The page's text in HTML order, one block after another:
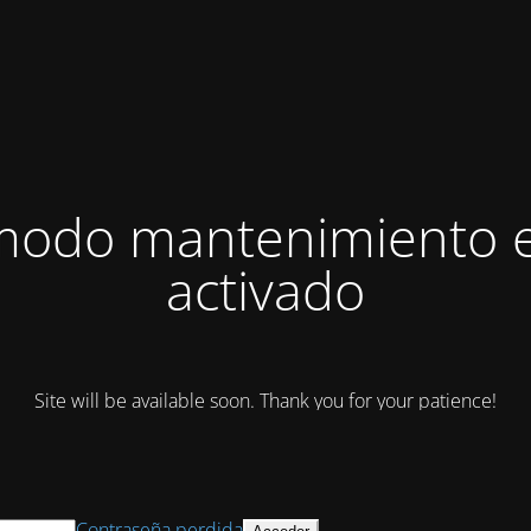
mantenimiento
activado
Site will be available soon. Thank you for your patience!